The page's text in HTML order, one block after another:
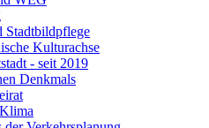
Stadtbildpflege
Kulturachse
- seit 2019
Denkmals